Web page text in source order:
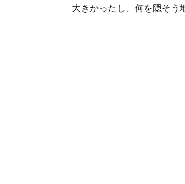
大きかったし、何を隠そう